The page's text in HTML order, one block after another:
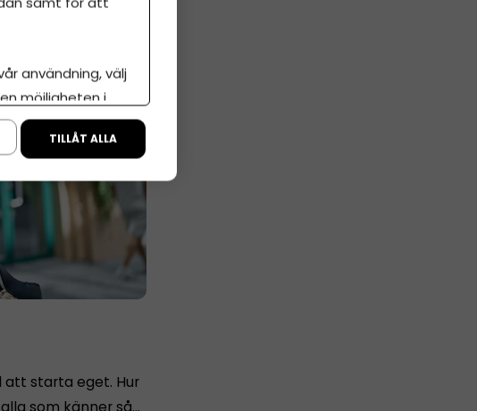
starta eget. Hur
som känner så…
användning, välj
möjligheten i
TILLÅT ALLA